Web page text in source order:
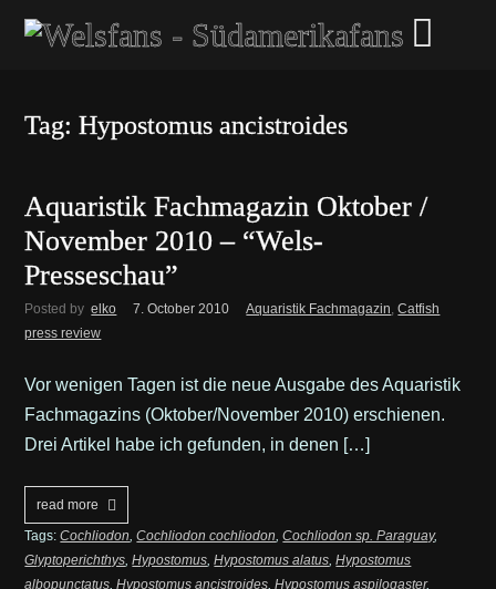
Tag: Hypostomus ancistroides
Aquaristik Fachmagazin Oktober /
November 2010 – “Wels-
Presseschau”
Posted by elko 7. October 2010 Aquaristik Fachmagazin,Catfish
press review
Vor wenigen Tagen ist die neue Ausgabe des Aquaristik
Fachmagazins (Oktober/November 2010) erschienen.
Drei Artikel habe ich gefunden, in denen […]
read more
Tags:Cochliodon,Cochliodon cochliodon,Cochliodon sp. Paraguay,
Glyptoperichthys,Hypostomus,Hypostomus alatus,Hypostomus
albopunctatus,Hypostomus ancistroides,Hypostomus aspilogaster,